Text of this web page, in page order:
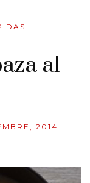
al
2014